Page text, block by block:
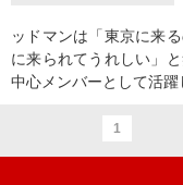
ッドマンは「東京に来
に来られてうれしい」
中心メンバーとして活躍
1